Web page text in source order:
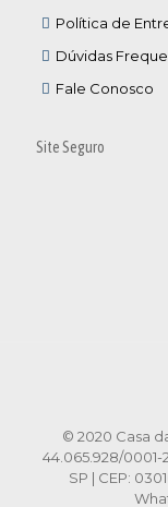
Política de
Dúvidas
Fale Conosco
Site Seguro
© 2020 Casa
44.065.928/0001-
SP | CEP: